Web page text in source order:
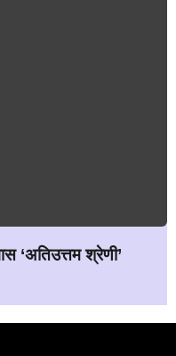
‘अतिउत्तम श्रेणी’